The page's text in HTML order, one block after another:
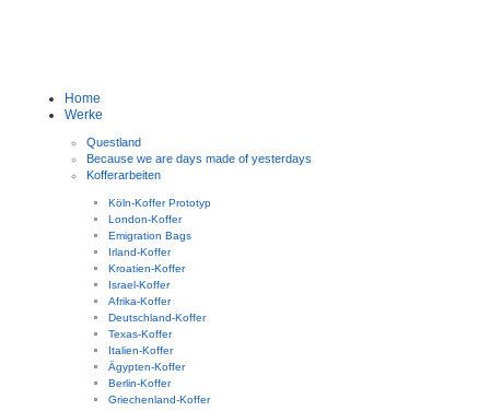
Home
Werke
Questland
Because we are days made of yesterdays
Kofferarbeiten
Köln-Koffer Prototyp
London-Koffer
Emigration Bags
Irland-Koffer
Kroatien-Koffer
Israel-Koffer
Afrika-Koffer
Deutschland-Koffer
Texas-Koffer
Italien-Koffer
Ägypten-Koffer
Berlin-Koffer
Griechenland-Koffer